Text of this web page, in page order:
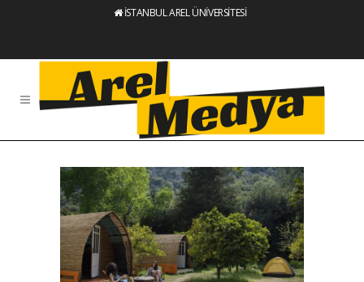
İSTANBUL AREL ÜNİVERSİTESİ